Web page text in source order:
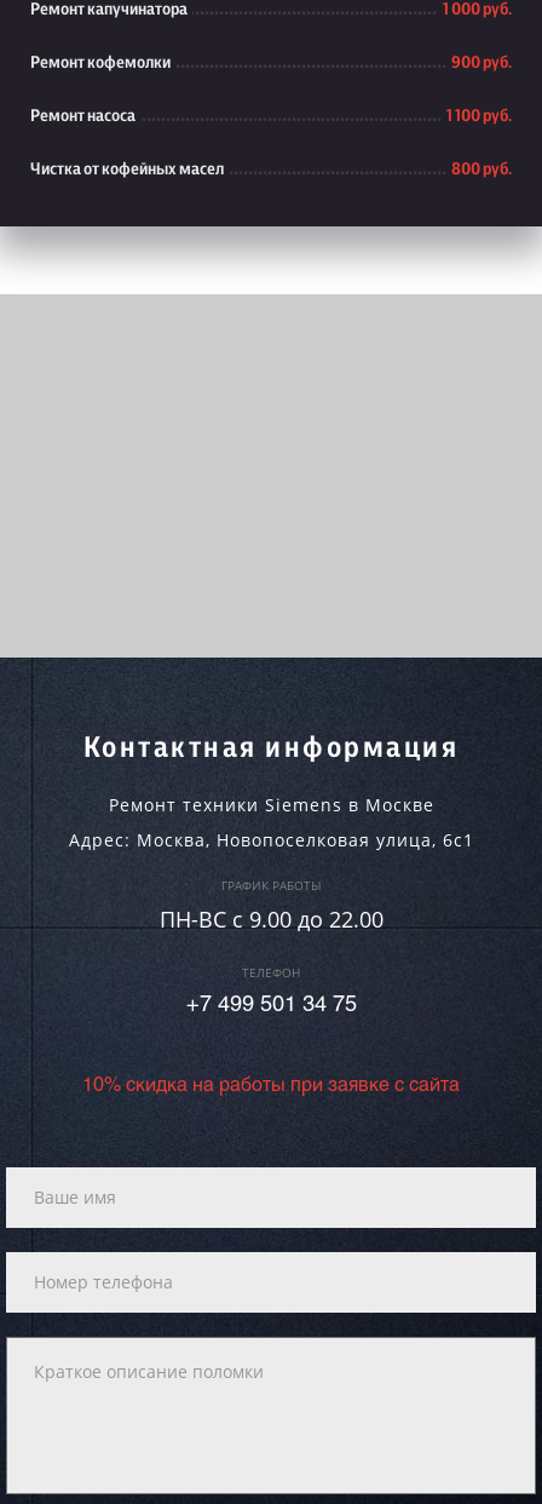
Ремонт капучинатора 1 000 руб.
Ремонт кофемолки 900 руб.
Ремонт насоса 1 100 руб.
Чистка от кофейных масел 800 руб.
Контактная информация
Ремонт техники Siemens в Москве
Адрес: Москва, Новопоселковая улица, 6с1
ГРАФИК РАБОТЫ
ПН-ВC c 9.00 до 22.00
ТЕЛЕФОН
+7 499 501 34 75
10% скидка на работы при заявке с сайта